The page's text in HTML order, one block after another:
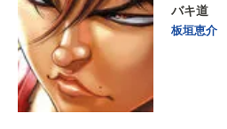
バキ道
板垣恵介